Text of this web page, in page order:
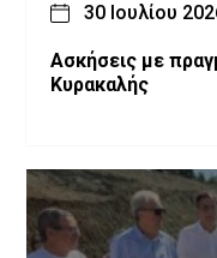
30 Ιουλίου
Ασκήσεις με
Κυρακαλής